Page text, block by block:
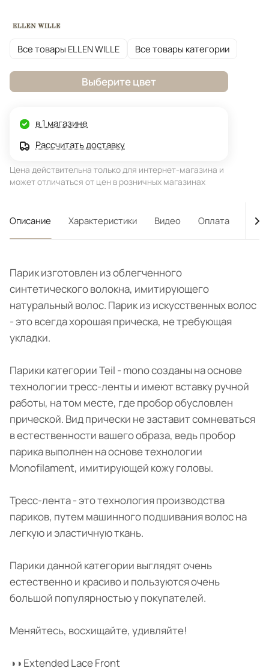
Все товары ELLEN WILLE Все товары категории
Выберите цвет
в 1 магазине
Рассчитать доставку
Цена действительна только для интернет-магазина и
может отличаться от цен в розничных магазинах
Описание Характеристики Видео Оплата
Парик изготовлен из облегченного
синтетического волокна, имитирующего
натуральный волос. Парик из искусственных волос
- это всегда хорошая прическа, не требующая
укладки.
Парики категории Teil - mono созданы на основе
технологии тресс-ленты и имеют вставку ручной
работы, на том месте, где пробор обусловлен
прической. Вид прически не заставит сомневаться
в естественности вашего образа, ведь пробор
парика выполнен на основе технологии
Monofilament, имитирующей кожу головы.
Тресс-лента - это технология производства
париков, путем машинного подшивания волос на
легкую и эластичную ткань.
Парики данной категории выглядят очень
естественно и красиво и пользуются очень
большой популярностью у покупателей.
Меняйтесь, восхищайте, удивляйте!
◑◑ Extended Lace Front